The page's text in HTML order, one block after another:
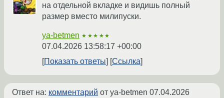
на отдельной вкладке и видишь полный
размер вместо милипуски.
ya-betmen ★★★★★
07.04.2026 13:58:17 +00:00
Показать ответы
Ссылка
Ответ на: комментарий от ya-betmen 07.04.2026